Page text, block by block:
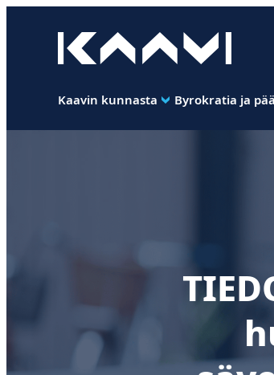
sisältöön
Kaavin kunta
pimee.
Kaavin kunnasta Byrokratia ja